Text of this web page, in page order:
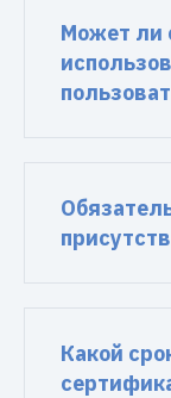
Может ли
Какой